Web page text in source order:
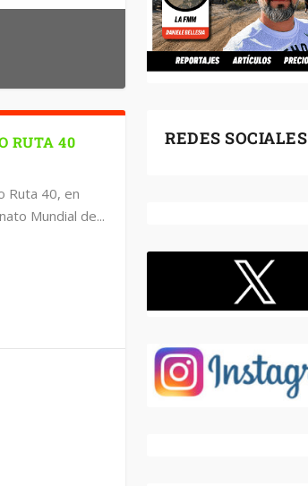
RUTA 40
Ruta 40, en
Mundial de...
REDES SOCIALES